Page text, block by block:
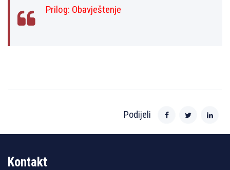
Prilog: Obavještenje
Podijeli
Kontakt